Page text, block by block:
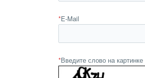
*E-Mail
*Введите слово на картинке